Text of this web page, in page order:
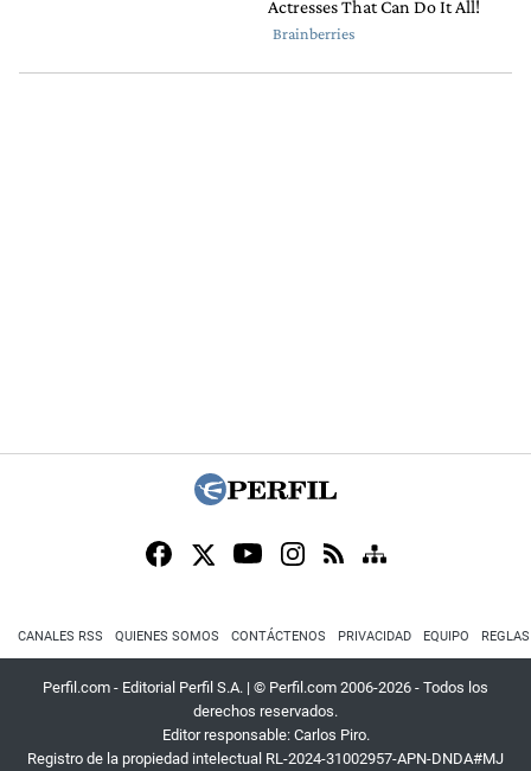
CANALES RSS QUIENES SOMOS CONTÁCTENOS PRIVACIDAD EQUIPO
Perfil.com - Editorial Perfil S.A. | © Perfil.com 2006-2026 - Todos los
derechos reservados.
Editor responsable: Carlos Piro.
Registro de la propiedad intelectual RL-2024-31002957-APN-DNDA#MJ